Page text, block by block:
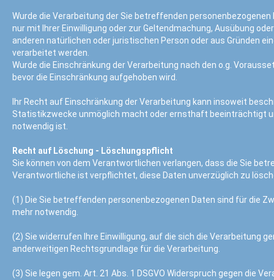
Wurde die Verarbeitung der Sie betreffenden
nur mit Ihrer Einwilligung oder zur Geltendmachung, Ausübung
anderen natürlichen oder juristischen Person oder aus Gründen
verarbeitet werden.
Wurde die Einschränkung der Verarbeitung nach den o.g.
bevor die Einschränkung aufgehoben wird.
Ihr Recht auf Einschränkung der Verarbeitung kann insoweit
Statistikzwecke unmöglich macht oder ernsthaft beeinträchtigt
notwendig ist.
Recht auf Löschung - Löschungspflicht
Sie können von dem Verantwortlichen verlangen, dass die Sie
Verantwortliche ist verpflichtet, diese Daten unverzüglich zu
(1) Die Sie betreffenden personenbezogenen Daten sind für die
mehr notwendig.
(2) Sie widerrufen Ihre Einwilligung, auf die sich die Verarbeitung
anderweitigen Rechtsgrundlage für die Verarbeitung.
(3) Sie legen gem. Art. 21 Abs. 1 DSGVO Widerspruch gegen die